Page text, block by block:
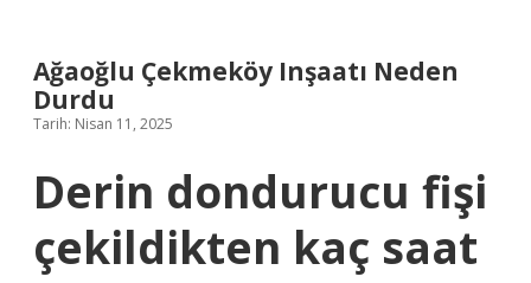
Ağaoğlu Çekmeköy Inşaatı Neden
Durdu
Tarih: Nisan 11, 2025
Derin dondurucu fişi
çekildikten kaç saat